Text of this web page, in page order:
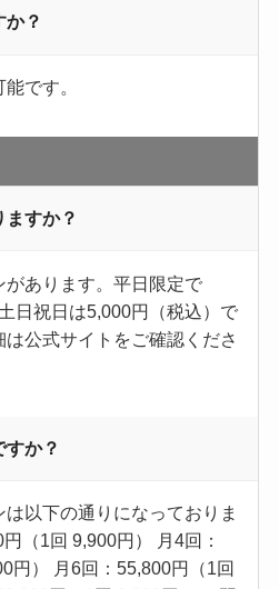
か？
です。
すか？
があります。​平日限定で
日祝日は5,000円（税込）で
公式サイトをご確認くださ
すか？
以下の通りになっておりま
（1回 9,900円） 月4回：
円） 月6回：55,800円（1回